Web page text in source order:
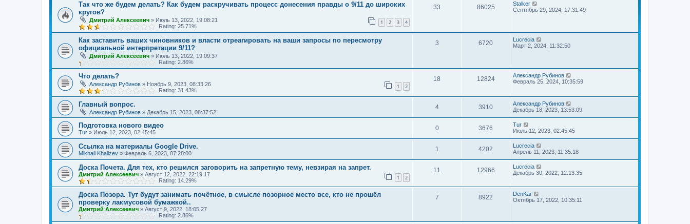
Так что же будем делать? Как будем раскручивать процесс донесения правды о 9/11 до широких
кругов?
Дмитрий Алексеевич » Июль 13, 2022, 19:08:21 1 2 3 4
Rating: 25.71%
33 86025
Stalker
Сентябрь 29, 2024, 17:31:49
Как заставить ваших чиновников и власти отреагировать на ваши запросы по пересмотру
официальной интерпретации 9/11?
Дмитрий Алексеевич » Июль 13, 2022, 19:09:37
Rating: 2.86%
3 6720
Lucrecia
Март 2, 2024, 11:32:50
Что делать?
Александр Рубинов » Ноябрь 9, 2023, 08:33:26 1 2
Rating: 31.43%
18 12824
Александр Рубинов
Февраль 25, 2024, 10:35:59
Главный вопрос.
Александр Рубинов » Декабрь 15, 2023, 08:37:52
4 3910
Александр Рубинов
Декабрь 18, 2023, 13:53:09
Подготовка нового видео
Tur » Июль 12, 2023, 02:45:45
0 3676
Tur
Июль 12, 2023, 02:45:45
Ссылка на материалы Google Drive.
Mikhail Khalizev » Февраль 6, 2023, 07:28:00
1 4202
Lucrecia
Апрель 11, 2023, 11:35:18
Доска Почета. Для тех, кто решился заговорить на запретную тему, невзирая на запрет.
Дмитрий Алексеевич » Август 12, 2022, 22:19:17 1 2
Rating: 14.29%
11 12966
Lucrecia
Декабрь 30, 2022, 12:13:35
Доска Позора. Тут будут занимать почётное, в смысле позорное место все, кто не прошёл
проверку лакмусовой бумажкой..
Дмитрий Алексеевич » Август 9, 2022, 18:05:27
Rating: 2.86%
7 8922
DenKar
Октябрь 17, 2022, 10:35:11